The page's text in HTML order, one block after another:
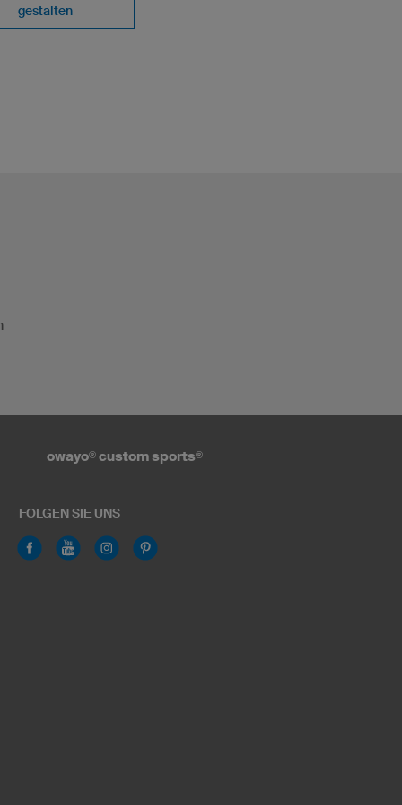
gestalten
owayo® custom sports®
FOLGEN SIE UNS